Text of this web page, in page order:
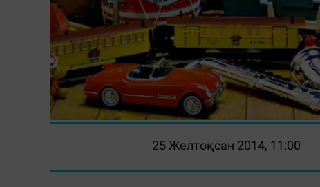
25 Желтоқсан 2014, 11:00